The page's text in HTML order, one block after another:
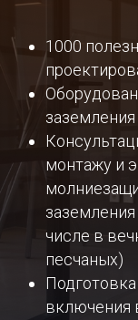
1000
заземления
монтажу и
числе в
песчаных)
включения